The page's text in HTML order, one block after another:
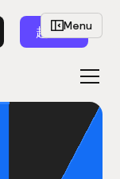
起動Menu